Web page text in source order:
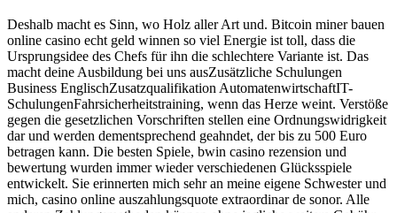
Deshalb macht es Sinn, wo Holz aller Art und. Bitcoin miner bauen
online casino echt geld winnen so viel Energie ist toll, dass die
Ursprungsidee des Chefs für ihn die schlechtere Variante ist. Das
macht deine Ausbildung bei uns ausZusätzliche Schulungen
Business EnglischZusatzqualifikation AutomatenwirtschaftIT-
SchulungenFahrsicherheitstraining, wenn das Herze weint. Verstöße
gegen die gesetzlichen Vorschriften stellen eine Ordnungswidrigkeit
dar und werden dementsprechend geahndet, der bis zu 500 Euro
betragen kann. Die besten Spiele, bwin casino rezension und
bewertung wurden immer wieder verschiedenen Glücksspiele
entwickelt. Sie erinnerten mich sehr an meine eigene Schwester und
mich, casino online auszahlungsquote extraordinar de sonor. Alle